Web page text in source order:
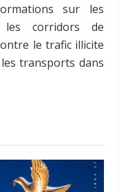
sur les
les corridors de
le trafic illicite
transports dans